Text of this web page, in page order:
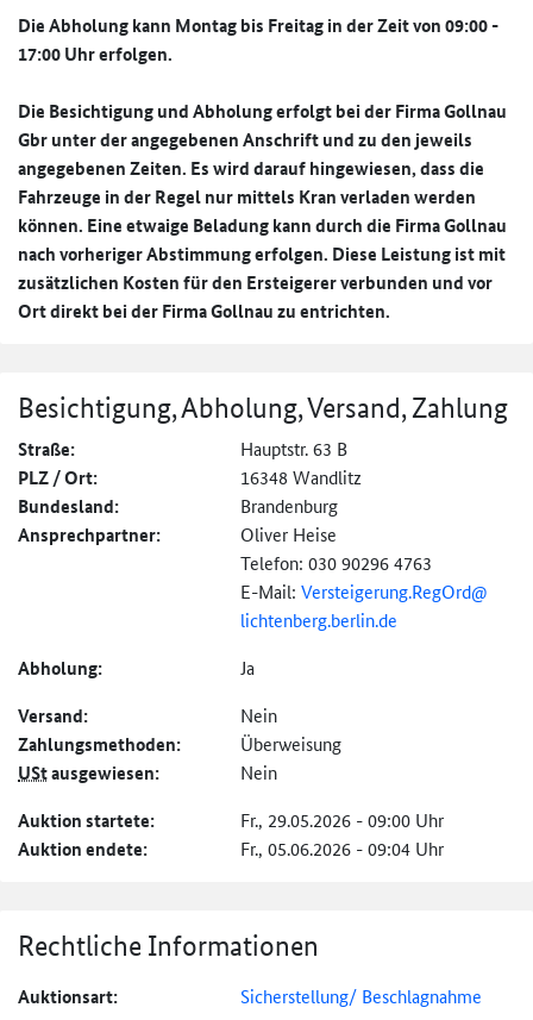
Die Abholung kann Montag bis Freitag in der Zeit von 09:00 -
17:00 Uhr erfolgen.
Die Besichtigung und Abholung erfolgt bei der Firma Gollnau
Gbr unter der angegebenen Anschrift und zu den jeweils
angegebenen Zeiten. Es wird darauf hingewiesen, dass die
Fahrzeuge in der Regel nur mittels Kran verladen werden
können. Eine etwaige Beladung kann durch die Firma Gollnau
nach vorheriger Abstimmung erfolgen. Diese Leistung ist mit
zusätzlichen Kosten für den Ersteigerer verbunden und vor
Ort direkt bei der Firma Gollnau zu entrichten.
Besichtigung, Abholung, Versand, Zahlung
Straße: Hauptstr. 63 B
PLZ / Ort: 16348 Wandlitz
Bundesland: Brandenburg
Ansprechpartner:
Oliver Heise
Telefon: 030 90296 4763
E-Mail: Versteigerung.RegOrd@
lichtenberg.berlin.de
Abholung: Ja
Versand: Nein
Zahlungs­methoden: Überweisung
UStausgewiesen: Nein
Auktion startete: Fr., 29.05.2026 - 09:00 Uhr
Auktion endete: Fr., 05.06.2026 - 09:04 Uhr
Rechtliche Informationen
Auktionsart: Sicherstellung/ Beschlagnahme